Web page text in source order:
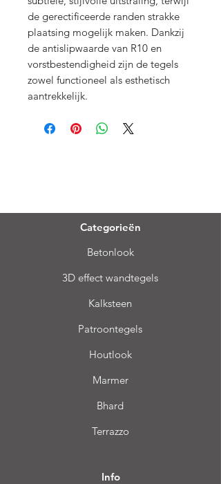
de gerectificeerde randen strakke
plaatsing mogelijk maken. Dankzij
de antislipwaarde van R10 en
vorstbestendigheid zijn de tegels
zowel functioneel als esthetisch
aantrekkelijk.
Categorieën
Betonlook
3D effect wandtegels
Kalksteen
Patroontegels
Houtlook
Marmer
Bhard
Terrazzo
Info